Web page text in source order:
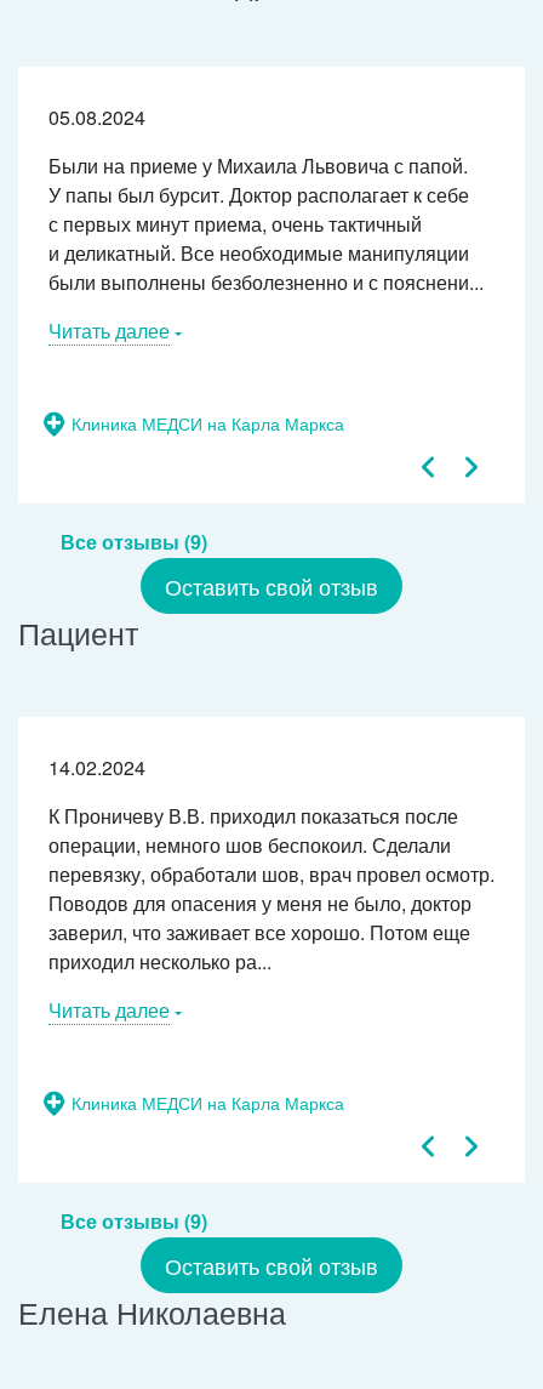
Клиника МЕДСИ на Карла Маркса
05.08.2024
Были на приеме у Михаила Львовича с папой.
У папы был бурсит. Доктор располагает к себе
с первых минут приема, очень тактичный
и деликатный. Все необходимые манипуляции
были выполнены безболезненно и с пояснени...
Читать далее
Все отзывы (9)
Оставить свой отзыв
Пациент
Клиника МЕДСИ на Карла Маркса
14.02.2024
К Проничеву В.В. приходил показаться после
операции, немного шов беспокоил. Сделали
перевязку, обработали шов, врач провел осмотр.
Поводов для опасения у меня не было, доктор
заверил, что заживает все хорошо. Потом еще
приходил несколько ра...
Читать далее
Все отзывы (9)
Оставить свой отзыв
Елена Николаевна